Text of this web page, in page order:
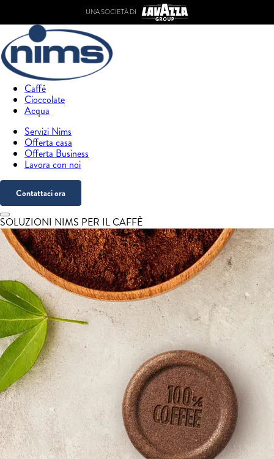
UNA SOCIETÀ DI
Caffé
Cioccolate
Acqua
Servizi Nims
Offerta casa
Offerta Business
Lavora con noi
Contattaci ora
SOLUZIONI NIMS PER IL CAFFÈ